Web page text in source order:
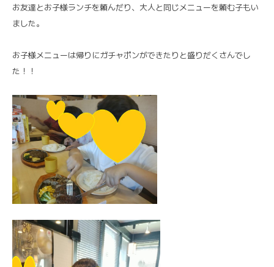
お友達とお子様ランチを頼んだり、大人と同じメニューを頼む子もい
ました。
お子様メニューは帰りにガチャポンができたりと盛りだくさんでし
た！！